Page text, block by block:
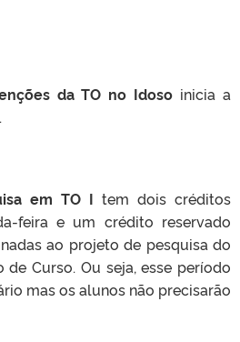
da TO no Idoso inicia a
em TO I tem dois créditos
feira e um crédito reservado
ao projeto de pesquisa do
Curso. Ou seja, esse período
mas os alunos não precisarão